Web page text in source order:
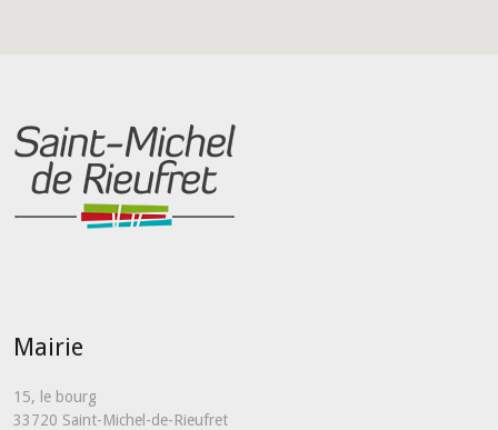
Mairie
15, le bourg
33720 Saint-Michel-de-Rieufret